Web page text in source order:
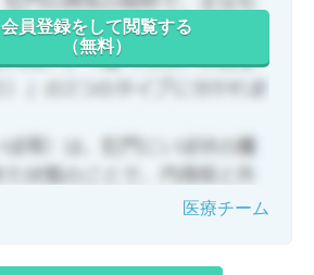
会員登録をして閲覧する
（無料）
医療チーム